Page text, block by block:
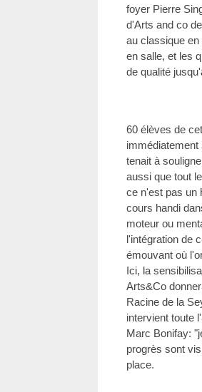
foyer Pierre
d'Arts and co
au classique
en salle, et les
de qualité
60 élèves de
immédiatement
tenait à
aussi que tout
ce n'est pas un
cours handi
moteur ou
l'intégration de
émouvant où
Ici, la
Arts&Co
Racine de la
intervient toute
Marc Bonifay:
progrès sont
place.